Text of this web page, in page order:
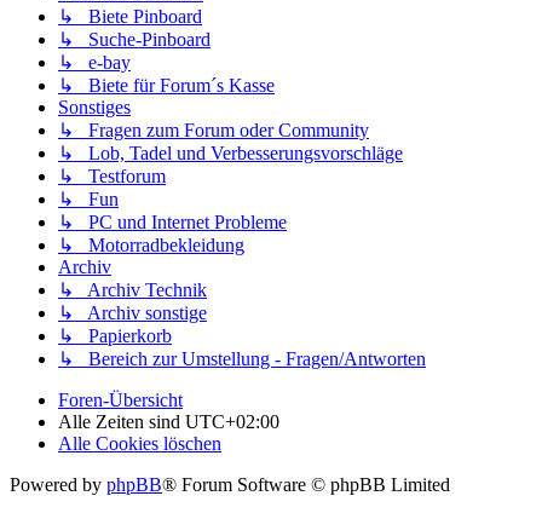
↳ Biete Pinboard
↳ Suche-Pinboard
↳ e-bay
↳ Biete für Forum´s Kasse
Sonstiges
↳ Fragen zum Forum oder Community
↳ Lob, Tadel und Verbesserungsvorschläge
↳ Testforum
↳ Fun
↳ PC und Internet Probleme
↳ Motorradbekleidung
Archiv
↳ Archiv Technik
↳ Archiv sonstige
↳ Papierkorb
↳ Bereich zur Umstellung - Fragen/Antworten
Foren-Übersicht
Alle Zeiten sind UTC+02:00
Alle Cookies löschen
Powered by phpBB® Forum Software © phpBB Limited